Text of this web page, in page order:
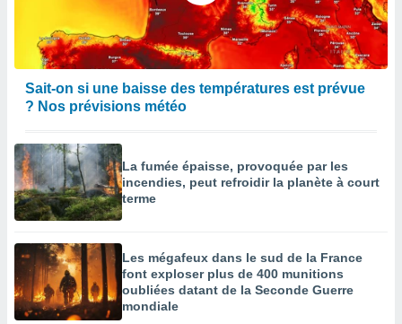
Sait-on si une baisse des températures est prévue
? Nos prévisions météo
La fumée épaisse, provoquée par les
incendies, peut refroidir la planète à court
terme
Les mégafeux dans le sud de la France
font exploser plus de 400 munitions
oubliées datant de la Seconde Guerre
mondiale